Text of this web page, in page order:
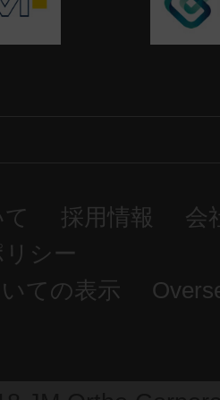
採用情報
会
シー
ての表示